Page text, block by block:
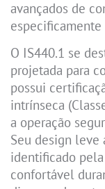
avançados de
O IS440.1 se
projetada para
possui
intrínseca
a operação
Seu design
identificado
confortável